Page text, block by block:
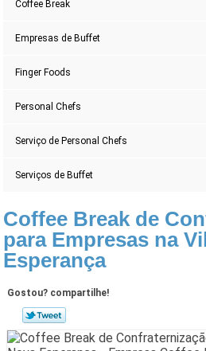
Coffee Break
Empresas de Buffet
Finger Foods
Personal Chefs
Serviço de Personal Chefs
Serviços de Buffet
Coffee Break de
para Empresas na
Esperança
Gostou? compartilhe!